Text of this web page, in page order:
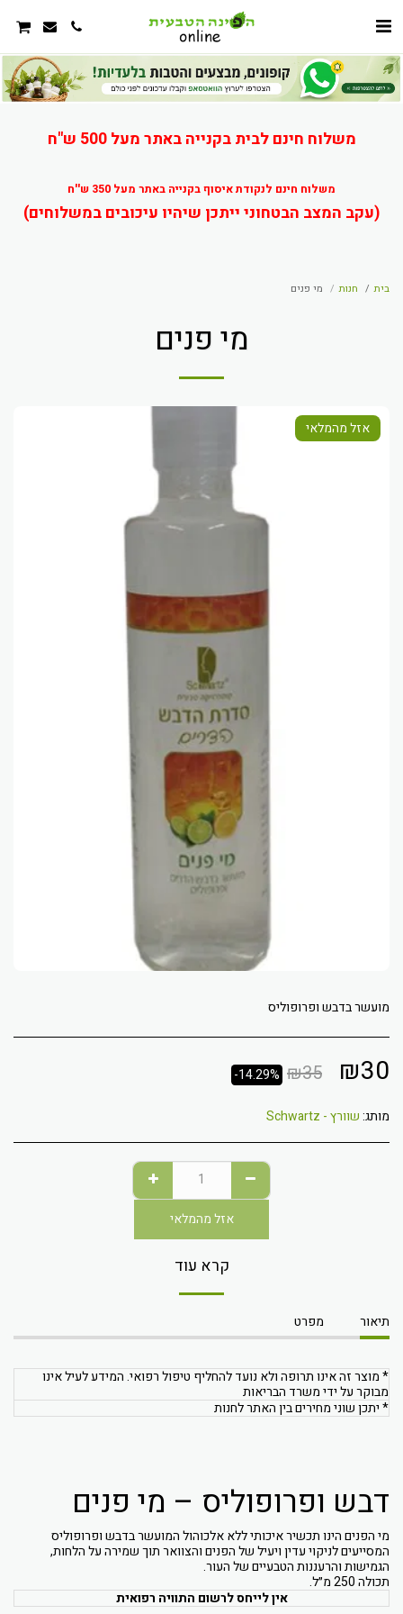
משלוח חינם לבית בקנייה באתר מעל 500 ש"ח
משלוח חינם לנקודת איסוף בקנייה באתר מעל 350 ש''ח
(עקב המצב הבטחוני ייתכן שיהיו עיכובים במשלוחים)
בית חנות מי פנים
מי פנים
אזל מהמלאי
מועשר בדבש ופרופוליס
₪30
₪35
-14.29%
מותג:שוורץ - Schwartz
אזל מהמלאי
קרא עוד
תיאור מפרט
* מוצר זה אינו תרופה ולא נועד להחליף טיפול רפואי. המידע לעיל אינו
מבוקר על ידי משרד הבריאות
* יתכן שוני מחירים בין האתר לחנות
דבש ופרופוליס – מי פנים
מי הפנים הינו תכשיר איכותי ללא אלכוהול המועשר בדבש ופרופוליס
המסייעים לניקוי עדין ויעיל של הפנים והצוואר תוך שמירה על הלחות,
הגמישות והרעננות הטבעיים של העור.
תכולה 250 מ״ל.
אין לייחס לרשום התוויה רפואית